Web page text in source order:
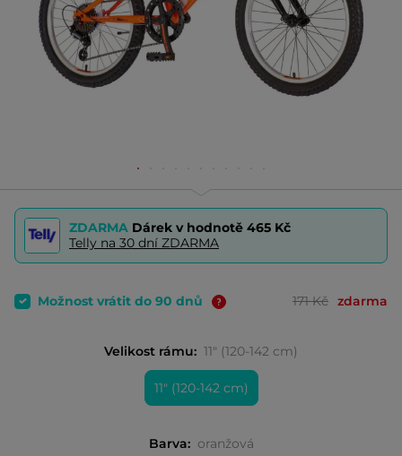
ZDARMA Dárek v hodnotě 465 Kč
Telly na 30 dní ZDARMA
Možnost vrátit do 90 dnů 171 Kč zdarma
Velikost rámu: 11" (120-142 cm)
11" (120-142 cm)
Barva: oranžová